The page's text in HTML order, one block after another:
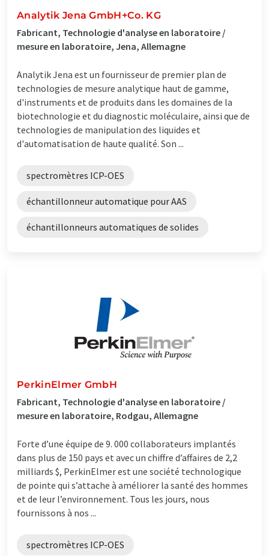
Analytik Jena GmbH+Co. KG
Fabricant, Technologie d'analyse en laboratoire /
mesure en laboratoire, Jena, Allemagne
Analytik Jena est un fournisseur de premier plan de
technologies de mesure analytique haut de gamme,
d'instruments et de produits dans les domaines de la
biotechnologie et du diagnostic moléculaire, ainsi que de
technologies de manipulation des liquides et
d'automatisation de haute qualité. Son ...
spectromètres ICP-OES
échantillonneur automatique pour AAS
échantillonneurs automatiques de solides
PerkinElmer GmbH
Fabricant, Technologie d'analyse en laboratoire /
mesure en laboratoire, Rodgau, Allemagne
Forte d’une équipe de 9. 000 collaborateurs implantés
dans plus de 150 pays et avec un chiffre d’affaires de 2,2
milliards $, PerkinElmer est une société technologique
de pointe qui s’attache à améliorer la santé des hommes
et de leur l’environnement. Tous les jours, nous
fournissons à nos ...
spectromètres ICP-OES